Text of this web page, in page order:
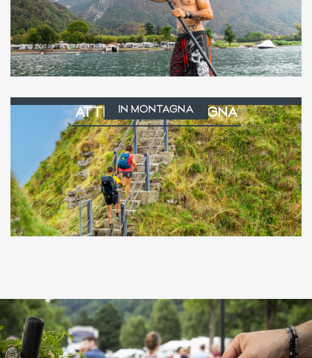
ATTIVITÀ IN MONTAGNA
IN MONTAGNA